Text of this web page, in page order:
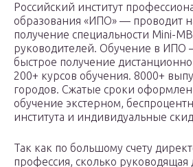
Российский институт
образования «ИПО» — проводит
получение специальности Mini-
руководителей. Обучение в ИПО
быстрое получение
200+ курсов обучения. 8000+
городов. Сжатые сроки
обучение экстерном,
института и индивидуальные
Так как по большому счету
профессия, сколько руководящая